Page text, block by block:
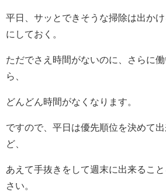
平日、サッとできそうな掃除は出か
にしておく。
ただでさえ時間がないのに、さらに
ら、
どんどん時間がなくなります。
ですので、平日は優先順位を決めて
ど、
あえて手抜きをして週末に出来るこ
さい。